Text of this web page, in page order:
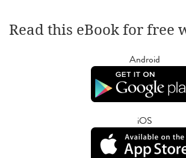
Read this eBook for free
Android
iOS